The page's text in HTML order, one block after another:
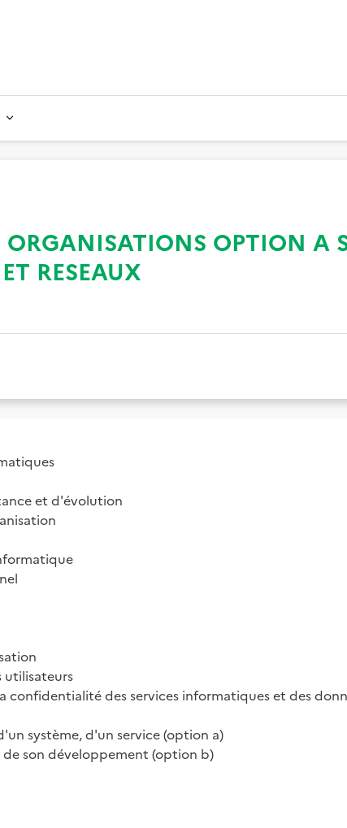
ORGANISATIONS OPTION A
RESEAUX
et d'évolution
utilisateurs
des services informatiques et des
système, d'un service (option a)
son développement (option b)